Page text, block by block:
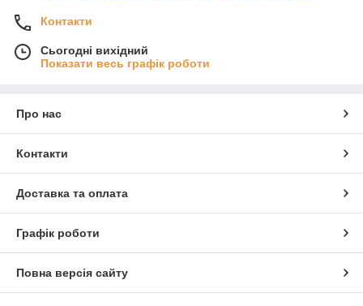
Контакти
Сьогодні вихідний
Показати весь графік роботи
Про нас
Контакти
Доставка та оплата
Графік роботи
Повна версія сайту